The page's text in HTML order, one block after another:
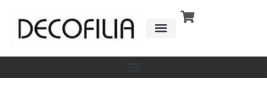
contenido